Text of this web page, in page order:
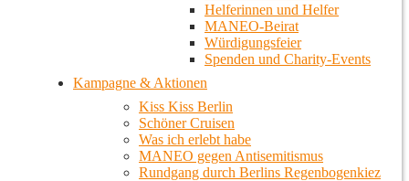
Helferinnen und Helfer
MANEO-Beirat
Würdigungsfeier
Spenden und Charity-Events
Kampagne & Aktionen
Kiss Kiss Berlin
Schöner Cruisen
Was ich erlebt habe
MANEO gegen Antisemitismus
Rundgang durch Berlins Regenbogenkiez